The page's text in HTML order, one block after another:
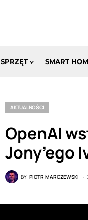
SPRZĘT SMART
AKTUALNOŚCI
OpenAI
Jony’ego
BY PIOTR MARCZEWSKI